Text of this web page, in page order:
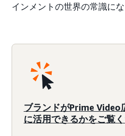
インメントの世界の常識にな
ブランドがPrime Video
に活用できるかをご覧